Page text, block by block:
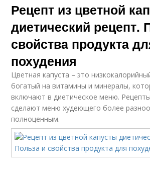
Рецепт из цветной
диетический рецепт.
свойства продукта
похудения
Цветная капуста – это
богатый на витамины и минералы,
включают в диетическое меню.
сделают меню худеющего более
полноценным.